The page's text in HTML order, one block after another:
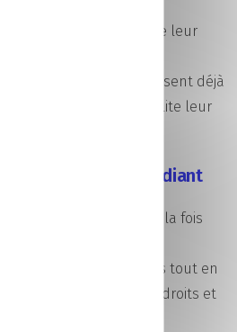
recrutés à l’issue de leur
entreprise, ils connaissent déjà
ce qui facilite leur
à un poste.
statut salarié / étudiant
double statut : il est à la fois
en entreprise.
des compétences tout en
du travail, avec les droits et